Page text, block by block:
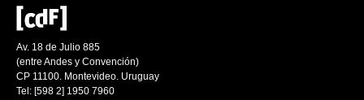
Av. 18 de Julio 885
(entre Andes y Convención)
CP 11100. Montevideo. Uruguay
Tel: [598 2] 1950 7960